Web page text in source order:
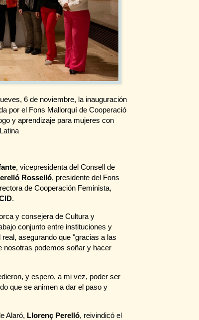
6 de noviembre, la inauguración
por el Fons Mallorquí de Cooperació
y aprendizaje para mujeres con
, vicepresidenta del Consell de
Rosselló, presidente del Fons
de Cooperación Feminista,
.
y consejera de Cultura y
conjunto entre instituciones y
asegurando que "gracias a las
nosotras podemos soñar y hacer
y espero, a mi vez, poder ser
que se animen a dar el paso y
Alaró, Llorenç Perelló, reivindicó el